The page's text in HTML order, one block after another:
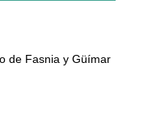
de Fasnia y Güímar